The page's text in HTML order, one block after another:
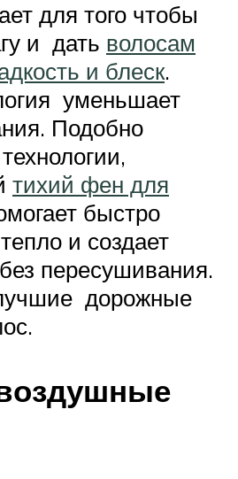
для того чтобы
и дать волосам
и блеск.
уменьшает
Подобно
тихий фен для
быстро
и создает
пересушивания.
дорожные